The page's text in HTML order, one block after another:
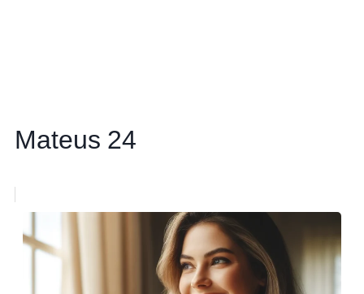
Mateus 24